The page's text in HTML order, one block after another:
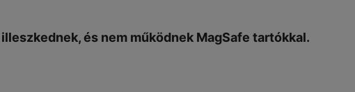
és nem működnek MagSafe tartókkal.